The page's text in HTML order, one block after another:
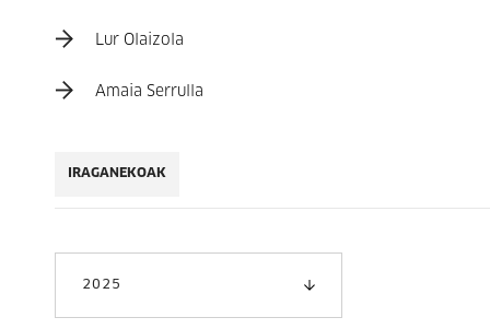
Lur Olaizola
Amaia Serrulla
IRAGANEKOAK
2025